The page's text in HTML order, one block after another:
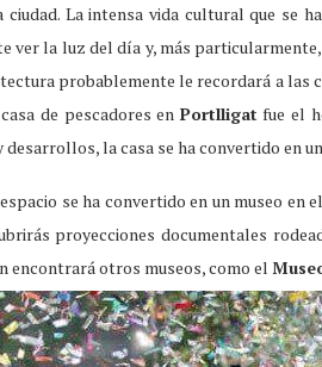
ciudad. La intensa vida cultural que se
ver la luz del día y, más
probablemente le recordará a las
de pescadores en Portlligat fue el
desarrollos, la casa se ha convertido en
se ha convertido en un museo
proyecciones documentales
encontrará otros museos, como el